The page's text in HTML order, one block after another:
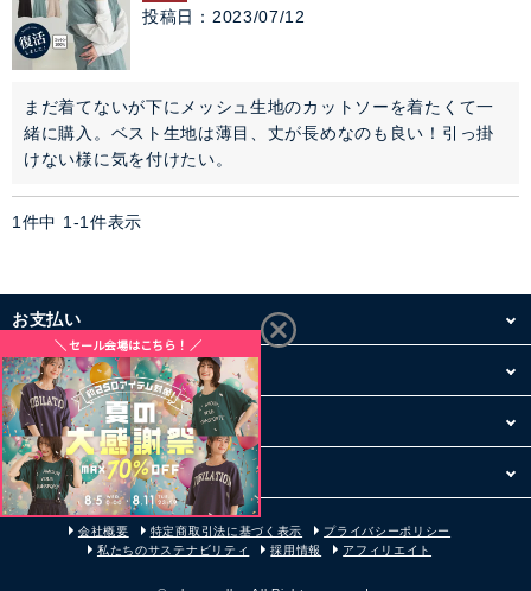
ぺチコート
アウター
コーデセット・セットアイテム
シューズ
バッグ
アクセサリー
ファッション雑貨
セレモニー・オケージョン
アイテム特集
投稿日 2023/07/12
まだ着てないが下にメッシュ生地のカットソーを着たくて一
緒に購入。ベスト生地は薄目、丈が長めなのも良い！引っ掛
けない様に気を付けたい。
1 件中 1 -1 件表示
お支払い
配送・送料
お買い物について
その他
会社概要 特定商取引法に基づく表示
プライバシーポリシー
私たちのサステナビリティ
採用情報 アフィリエイト